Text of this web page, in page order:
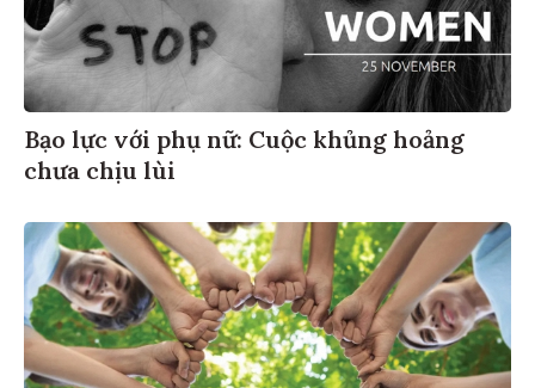
Bạo lực với phụ nữ: Cuộc khủng hoảng
chưa chịu lùi